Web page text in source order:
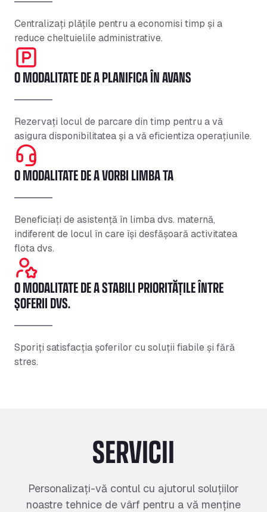
Centralizați plățile pentru a economisi timp și a
reduce cheltuielile administrative.
O MODALITATE DE A PLANIFICA ÎN AVANS
Rezervați locul de parcare din timp pentru a vă
asigura disponibilitatea și a vă eficientiza operațiunile.
O MODALITATE DE A VORBI LIMBA TA
Beneficiați de asistență în limba dvs. maternă,
indiferent de locul în care își desfășoară activitatea
flota dvs.
O MODALITATE DE A STABILI PRIORITĂȚILE ÎNTRE
ȘOFERII DVS.
Sporiți satisfacția șoferilor cu soluții fiabile și fără
stres.
SERVICII
Personalizați-vă contul cu ajutorul soluțiilor
noastre tehnice de vârf pentru a vă menține